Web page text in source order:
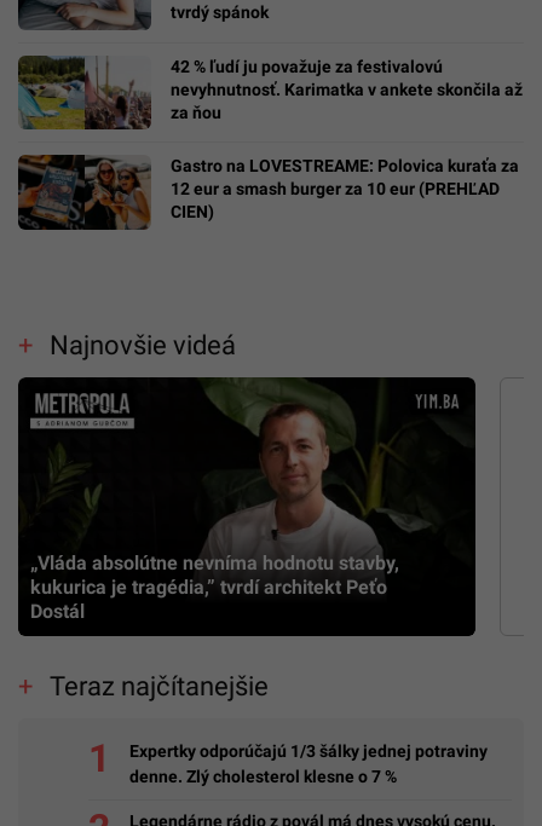
tvrdý spánok
42 % ľudí ju považuje za festivalovú
nevyhnutnosť. Karimatka v ankete skončila až
za ňou
Gastro na LOVESTREAME: Polovica kuraťa za
12 eur a smash burger za 10 eur (PREHĽAD
CIEN)
Najnovšie videá
„Vláda absolútne nevníma hodnotu stavby,
kukurica je tragédia,” tvrdí architekt Peťo
Dostál
Teraz najčítanejšie
Expertky odporúčajú 1/3 šálky jednej potraviny
denne. Zlý cholesterol klesne o 7 %
Legendárne rádio z povál má dnes vysokú cenu.